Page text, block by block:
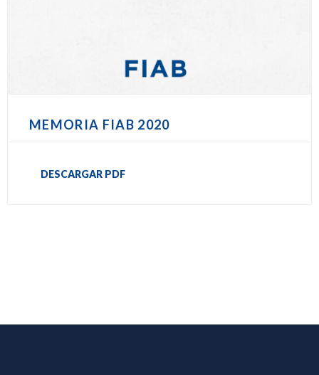
MEMORIA FIAB 2020
DESCARGAR PDF